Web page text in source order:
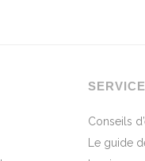
Conseils
Le guide